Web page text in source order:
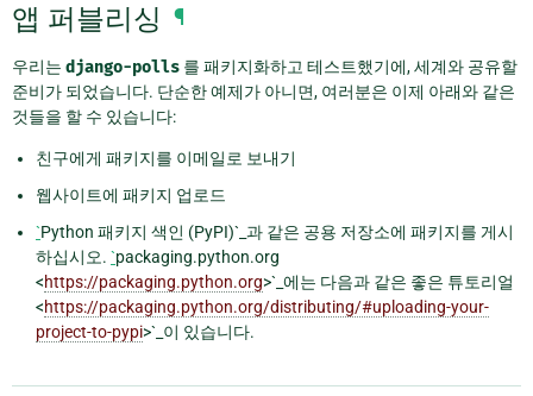
앱 퍼블리싱 ¶
우리는 django-polls 를 패키지화하고 테스트했기에, 세계와 공유할
준비가 되었습니다. 단순한 예제가 아니면, 여러분은 이제 아래와 같은
것들을 할 수 있습니다:
친구에게 패키지를 이메일로 보내기
웹사이트에 패키지 업로드
`Python 패키지 색인 (PyPI)`_과 같은 공용 저장소에 패키지를 게시
하십시오. `packaging.python.org
<https://packaging.python.org>`_에는 다음과 같은 좋은 튜토리얼
<https://packaging.python.org/distributing/#uploading-your-
project-to-pypi>`_이 있습니다.